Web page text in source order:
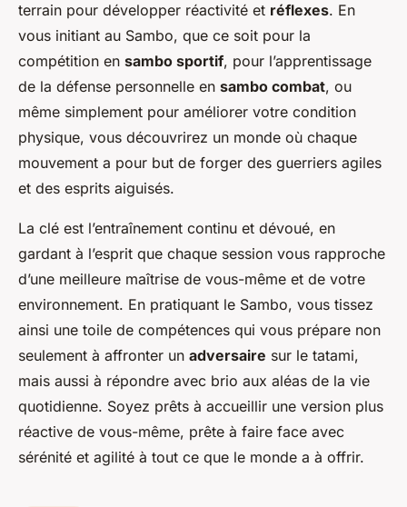
terrain pour développer réactivité et réflexes. En
vous initiant au Sambo, que ce soit pour la
compétition en sambo sportif, pour l’apprentissage
de la défense personnelle en sambo combat, ou
même simplement pour améliorer votre condition
physique, vous découvrirez un monde où chaque
mouvement a pour but de forger des guerriers agiles
et des esprits aiguisés.
La clé est l’entraînement continu et dévoué, en
gardant à l’esprit que chaque session vous rapproche
d’une meilleure maîtrise de vous-même et de votre
environnement. En pratiquant le Sambo, vous tissez
ainsi une toile de compétences qui vous prépare non
seulement à affronter un adversaire sur le tatami,
mais aussi à répondre avec brio aux aléas de la vie
quotidienne. Soyez prêts à accueillir une version plus
réactive de vous-même, prête à faire face avec
sérénité et agilité à tout ce que le monde a à offrir.